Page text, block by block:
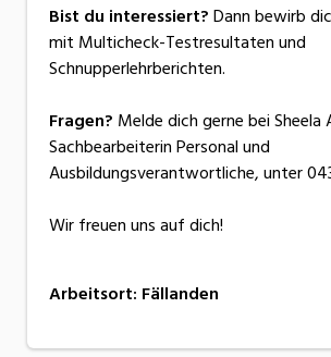
Bist du interessiert?Dann bewirb
mit Multicheck-Testresultaten und
Schnupperlehrberichten.
Fragen? Melde dich gerne bei Sheela
Sachbearbeiterin Personal und
Ausbildungsverantwortliche, unter
Wir freuen uns auf dich!
Arbeitsort: Fällanden